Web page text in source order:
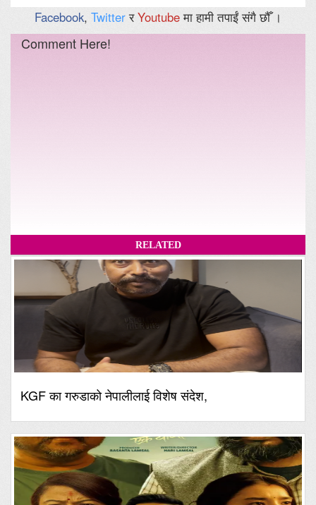
Facebook, TwitterरYoutubeमा हामी तपाईं संगै छौँ ।
Comment Here!
RELATED
KGF का गरुडाको नेपालीलाई विशेष संदेश,